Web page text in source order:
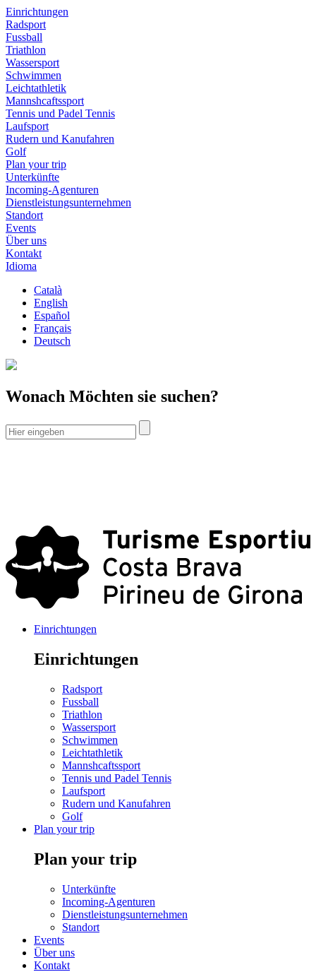
Einrichtungen
Radsport
Fussball
Triathlon
Wassersport
Schwimmen
Leichtathletik
Mannshcaftssport
Tennis und Padel Tennis
Laufsport
Rudern und Kanufahren
Golf
Plan your trip
Unterkünfte
Incoming-Agenturen
Dienstleistungsunternehmen
Standort
Events
Über uns
Kontakt
Idioma
Català
English
Español
Français
Deutsch
Wonach Möchten sie suchen?
Einrichtungen
Einrichtungen
Radsport
Fussball
Triathlon
Wassersport
Schwimmen
Leichtathletik
Mannshcaftssport
Tennis und Padel Tennis
Laufsport
Rudern und Kanufahren
Golf
Plan your trip
Plan your trip
Unterkünfte
Incoming-Agenturen
Dienstleistungsunternehmen
Standort
Events
Über uns
Kontakt